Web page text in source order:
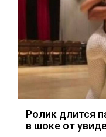
Ролик длится
в шоке от